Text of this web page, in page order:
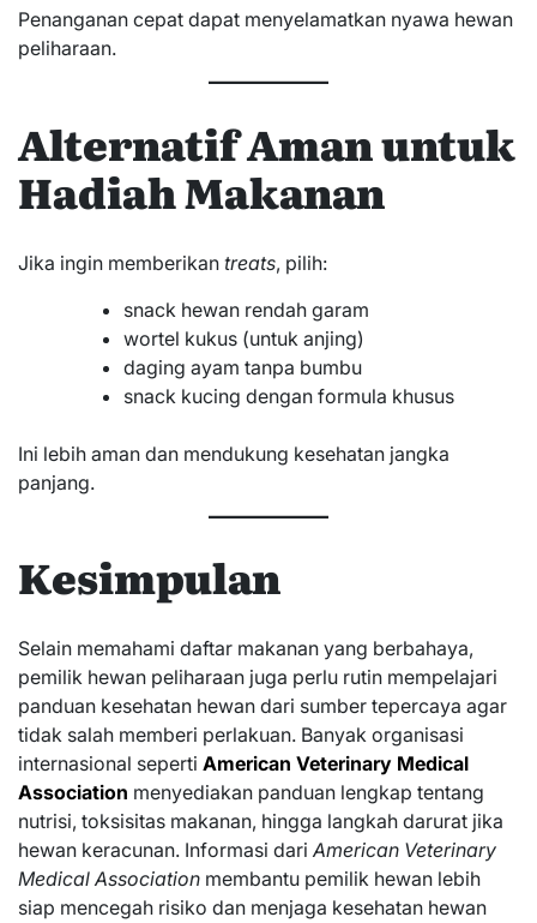
Penanganan cepat dapat menyelamatkan nyawa hewan
peliharaan.
Alternatif Aman untuk
Hadiah Makanan
Jika ingin memberikan treats, pilih:
snack hewan rendah garam
wortel kukus (untuk anjing)
daging ayam tanpa bumbu
snack kucing dengan formula khusus
Ini lebih aman dan mendukung kesehatan jangka
panjang.
Kesimpulan
Selain memahami daftar makanan yang berbahaya,
pemilik hewan peliharaan juga perlu rutin mempelajari
panduan kesehatan hewan dari sumber tepercaya agar
tidak salah memberi perlakuan. Banyak organisasi
internasional seperti American Veterinary Medical
Association menyediakan panduan lengkap tentang
nutrisi, toksisitas makanan, hingga langkah darurat jika
hewan keracunan. Informasi dariAmerican Veterinary
Medical Association membantu pemilik hewan lebih
siap mencegah risiko dan menjaga kesehatan hewan